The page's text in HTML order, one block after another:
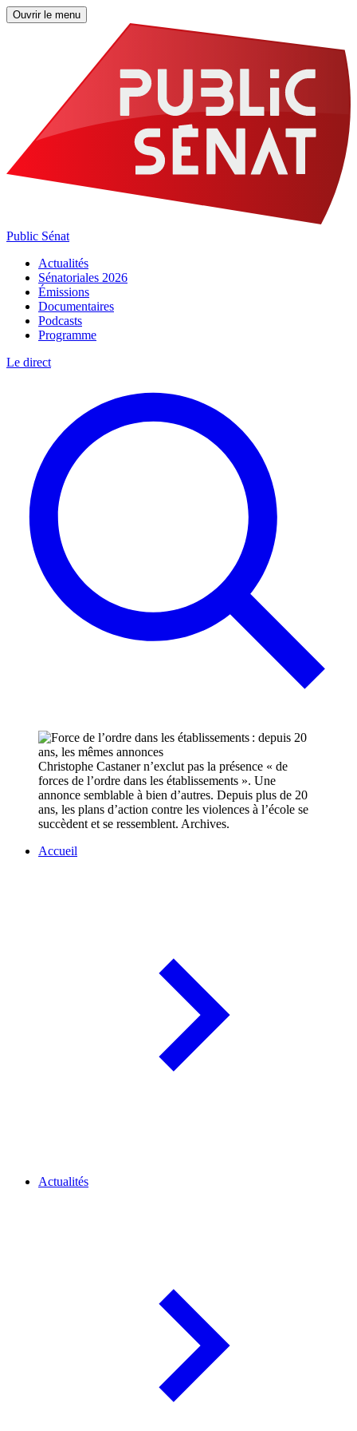
Ouvrir le menu
Public Sénat
Actualités
Sénatoriales 2026
Émissions
Documentaires
Podcasts
Programme
Le direct
Christophe Castaner n’exclut pas la présence « de
forces de l’ordre dans les établissements ». Une
annonce semblable à bien d’autres. Depuis plus de 20
ans, les plans d’action contre les violences à l’école se
succèdent et se ressemblent. Archives.
Accueil
Actualités